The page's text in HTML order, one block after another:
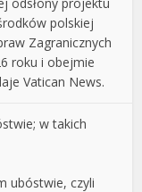
polskiej
Zagranicznych
roku i obejmie
Vatican News.
w takich
ubóstwie, czyli